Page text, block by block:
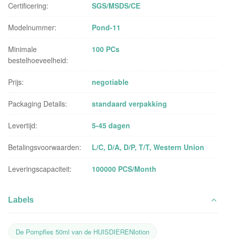
Certificering: SGS/MSDS/CE
Modelnummer: Pond-11
Minimale
bestelhoeveelheid:
100 PCs
Prijs: negotiable
Packaging Details: standaard verpakking
Levertijd: 5-45 dagen
Betalingsvoorwaarden: L/C, D/A, D/P, T/T, Western Union
Leveringscapaciteit: 100000 PCS/Month
Labels
De Pompfles 50ml van de HUISDIERENlotion